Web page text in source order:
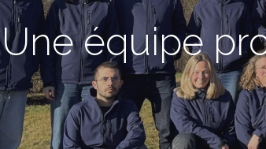
Une équipe